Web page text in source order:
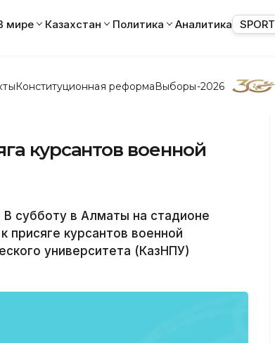
мире Казахстан Политика Аналитика SPORT
Конституционная реформаВыборы-2026
курсантов военной
субботу в Алматы на стадионе
присяге курсантов военной
университета (КазНПУ)